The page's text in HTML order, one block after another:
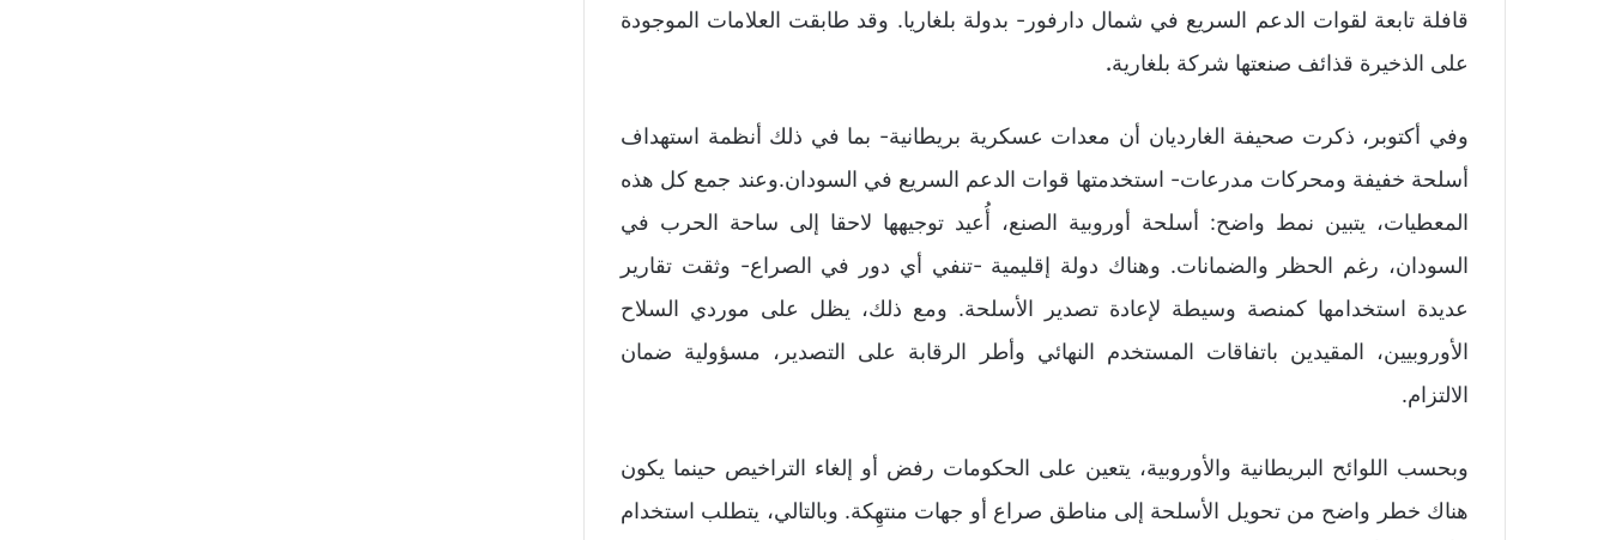
قافلة تابعة لقوات الدعم السريع في شمال دارفور- بدولة بلغاريا. وقد طابقت العلامات الموجودة
على الذخيرة قذائف صنعتها شركة بلغارية.
وفي أكتوبر، ذكرت صحيفة الغارديان أن معدات عسكرية بريطانية- بما في ذلك أنظمة استهداف
أسلحة خفيفة ومحركات مدرعات- استخدمتها قوات الدعم السريع في السودان.وعند جمع كل هذه
المعطيات، يتبين نمط واضح: أسلحة أوروبية الصنع، أُعيد توجيهها لاحقا إلى ساحة الحرب في
السودان، رغم الحظر والضمانات. وهناك دولة إقليمية -تنفي أي دور في الصراع- وثقت تقارير
عديدة استخدامها كمنصة وسيطة لإعادة تصدير الأسلحة. ومع ذلك، يظل على موردي السلاح
الأوروبيين، المقيدين باتفاقات المستخدم النهائي وأطر الرقابة على التصدير، مسؤولية ضمان
الالتزام.
وبحسب اللوائح البريطانية والأوروبية، يتعين على الحكومات رفض أو إلغاء التراخيص حينما يكون
هناك خطر واضح من تحويل الأسلحة إلى مناطق صراع أو جهات منتهِكة. وبالتالي، يتطلب استخدام